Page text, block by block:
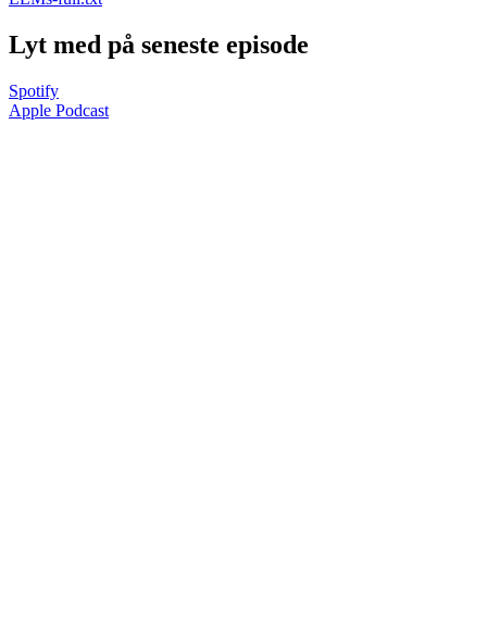
Lyt med på seneste episode
Spotify
Apple Podcast